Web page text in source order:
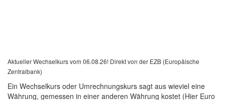
Aktueller Wechselkurs vom 06.08.26! Direkt von der EZB (Europäische
Zentralbank)
Ein Wechselkurs oder Umrechnungskurs sagt aus wieviel eine
Währung, gemessen in einer anderen Währung kostet (Hier Euro